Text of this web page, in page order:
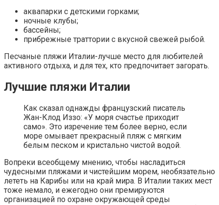
аквапарки с детскими горками;
ночные клубы;
бассейны;
прибрежные траттории с вкусной свежей рыбой.
Песчаные пляжи Италии-лучше место для любителей
активного отдыха, и для тех, кто предпочитает загорать.
Лучшие пляжи Италии
Как сказал однажды французский писатель
Жан-Клод Иззо: «У моря счастье приходит
само». Это изречение тем более верно, если
море омывает прекрасный пляж с мягким
белым песком и кристально чистой водой.
Вопреки всеобщему мнению, чтобы насладиться
чудесными пляжами и чистейшим морем, необязательно
лететь на Карибы или на край мира. В Италии таких мест
тоже немало, и ежегодно они премируются
организацией по охране окружающей среды